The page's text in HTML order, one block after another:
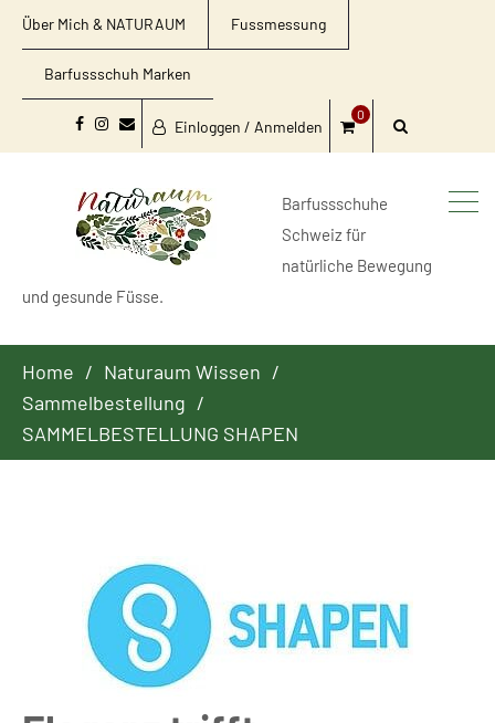
Über Mich & NATURAUM Fussmessung
Barfussschuh Marken
Facebook
Instagram
Email
Einloggen / Anmelden
0
Barfussschuhe
Schweiz für
natürliche Bewegung
und gesunde Füsse.
Home
Naturaum Wissen
Sammelbestellung
SAMMELBESTELLUNG SHAPEN